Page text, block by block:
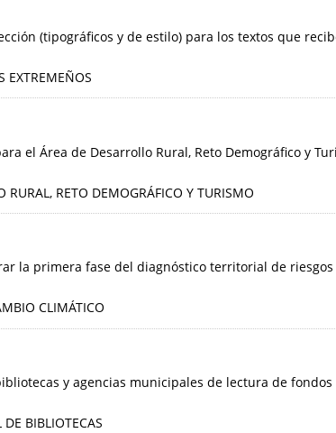
(tipográficos y de estilo) para los textos que
EXTREMEÑOS
el Área de Desarrollo Rural, Reto Demográfico y
RURAL, RETO DEMOGRÁFICO Y TURISMO
la primera fase del diagnóstico territorial de
CLIMÁTICO
y agencias municipales de lectura de
DE BIBLIOTECAS